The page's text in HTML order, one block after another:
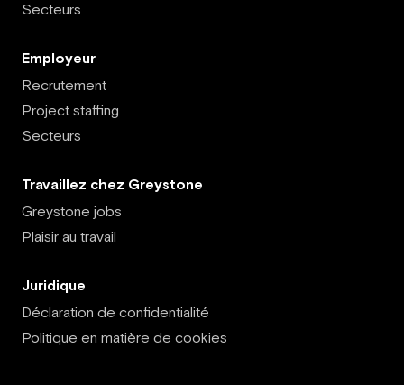
Secteurs
Employeur
Recrutement
Project staffing
Secteurs
Travaillez chez Greystone
Greystone jobs
Plaisir au travail
Juridique
Déclaration de confidentialité
Politique en matière de cookies